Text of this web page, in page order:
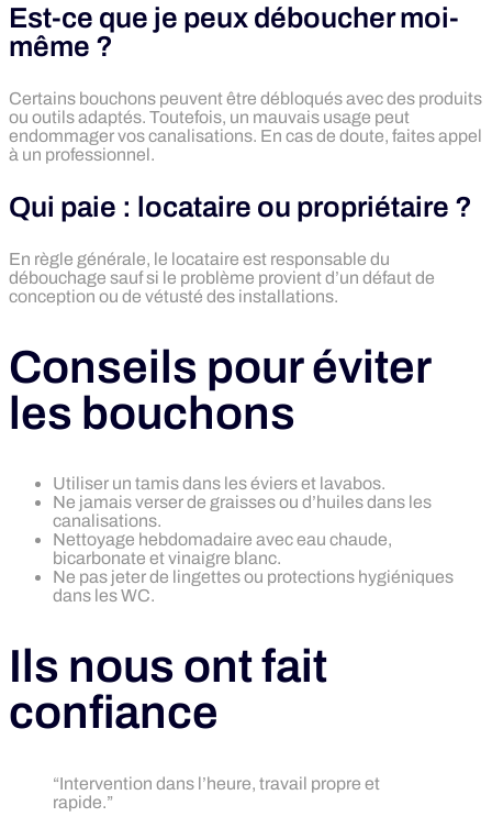
Est-ce que je peux déboucher moi-
même ?
Certains bouchons peuvent être débloqués avec des produits
ou outils adaptés. Toutefois, un mauvais usage peut
endommager vos canalisations. En cas de doute, faites appel
à un professionnel.
Qui paie : locataire ou propriétaire ?
En règle générale, le locataire est responsable du
débouchage sauf si le problème provient d’un défaut de
conception ou de vétusté des installations.
Conseils pour éviter
les bouchons
Utiliser un tamis dans les éviers et lavabos.
Ne jamais verser de graisses ou d’huiles dans les
canalisations.
Nettoyage hebdomadaire avec eau chaude,
bicarbonate et vinaigre blanc.
Ne pas jeter de lingettes ou protections hygiéniques
dans les WC.
Ils nous ont fait
confiance
“Intervention dans l’heure, travail propre et
rapide.”